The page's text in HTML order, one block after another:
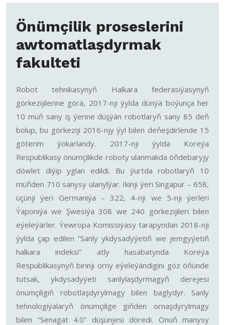
Önümçilik proseslerini
awtomatlaşdyrmak
fakulteti
Robot tehnikasynyň Halkara federasiýasynyň
görkezijilerine görä, 2017-nji ýylda dünýä boýunça her
10 müň sany iş ýerine düşýän robotlaryň sany 85 deň
bolup, bu görkeziji 2016-njy ýyl bilen deňeşdirlende 15
göterim ýokarlandy. 2017-nji ýylda Koreýa
Respublikasy önümçilikde roboty ulanmakda öňdebaryjy
döwlet diýip yglan edildi. Bu ýurtda robotlaryň 10
müňden 710 sanysy ulanylýar. Ikinji ýeri Singapur – 658,
üçünji ýeri Germaniýa – 322, 4-nji we 5-nji ýerleri
Ýaponiýa we Şwesiýa 308 we 240 görkezijileri bilen
eýeleýärler. Ýewropa Komissiýasy tarapyndan 2018-nji
ýylda çap edilen “Sanly ykdysadyýetiň we jemgyýetiň
halkara indeksi” atly hasabatynda Koreýa
Respublikasynyň birinji orny eýeleýändigini göz öňünde
tutsak, ykdysadyýeti sanlylaşdyrmagyň derejesi
önümçiligiň robotlaşdyrylmagy bilen baglydyr. Sanly
tehnologiýalaryň önümçilige giňden ornaşdyrylmagy
bilen “Senagat 4.0” düşünjesi döredi. Onuň manysy